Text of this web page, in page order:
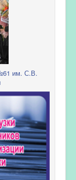
им. С.В.